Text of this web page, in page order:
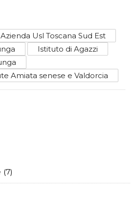
Azienda Usl Toscana Sud Est
Istituto di Agazzi
Amiata senese e Valdorcia
(7)